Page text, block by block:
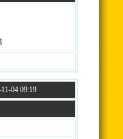
04 09:19